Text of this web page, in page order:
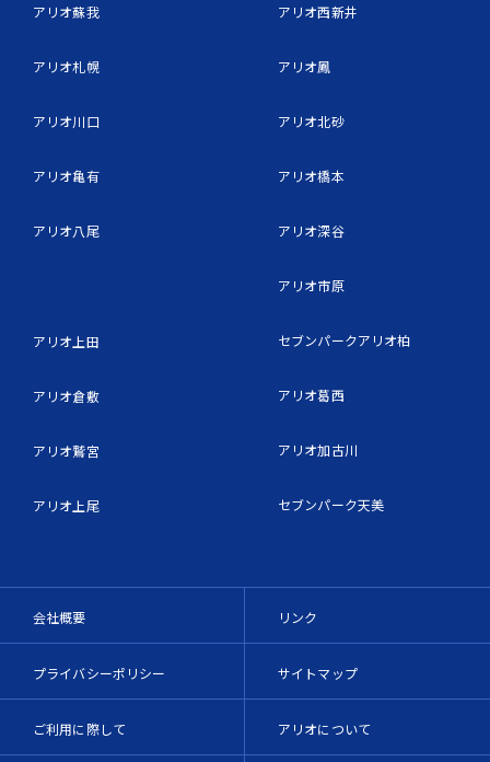
アリオ蘇我
アリオ札幌
アリオ川口
アリオ亀有
アリオ八尾
アリオ上田
アリオ倉敷
アリオ鷲宮
アリオ上尾
アリオ西新井
アリオ鳳
アリオ北砂
アリオ橋本
アリオ深谷
アリオ市原
セブンパークアリオ柏
アリオ葛西
アリオ加古川
セブンパーク天美
会社概要
プライバシーポリシー
ご利用に際して
リンク
サイトマップ
アリオについて